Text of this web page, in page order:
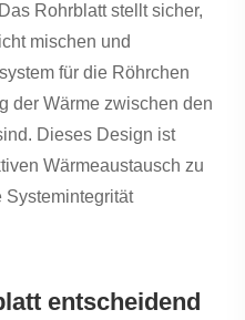
Rohrblatt stellt sicher,
mischen und
für die Röhrchen
der Wärme zwischen den
Dieses Design ist
Wärmeaustausch zu
entscheidend